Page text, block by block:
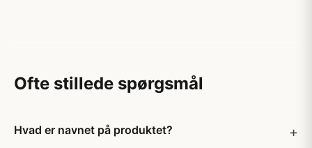
Ofte stillede spørgsmål
Hvad er navnet på produktet?